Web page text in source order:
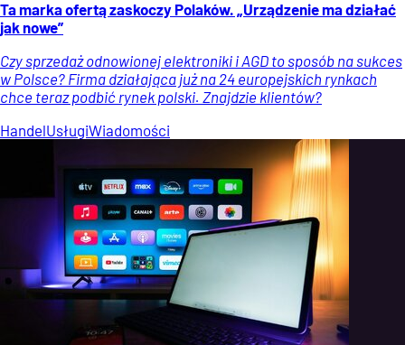
Ta marka ofertą zaskoczy Polaków. „Urządzenie ma działać
jak nowe”
Czy sprzedaż odnowionej elektroniki i AGD to sposób na sukces
w Polsce? Firma działająca już na 24 europejskich rynkach
chce teraz podbić rynek polski. Znajdzie klientów?
HandelUsługiWiadomości